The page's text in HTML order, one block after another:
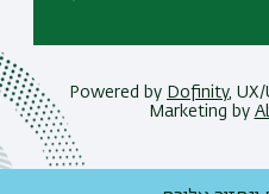
Powered by Dofinity, UX/
Marketing by